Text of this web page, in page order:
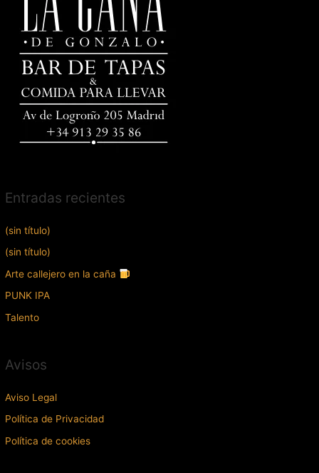
Entradas recientes
(sin título)
(sin título)
Arte callejero en la caña
PUNK IPA
Talento
Avisos
Aviso Legal
Política de Privacidad
Política de cookies